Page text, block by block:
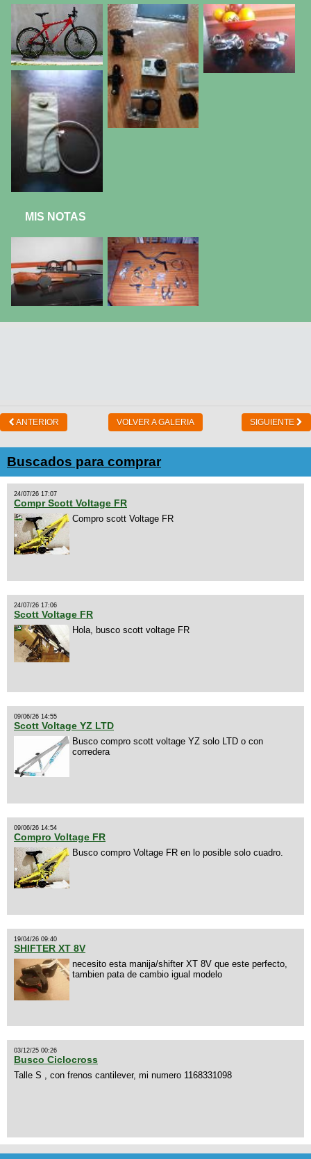
MIS NOTAS
ANTERIOR VOLVER A GALERIA SIGUIENTE
Buscados para comprar
24/07/26 17:07
Compr Scott Voltage FR
Compro scott Voltage FR
24/07/26 17:06
Scott Voltage FR
Hola, busco scott voltage FR
09/06/26 14:55
Scott Voltage YZ LTD
Busco compro scott voltage YZ solo LTD o con
corredera
09/06/26 14:54
Compro Voltage FR
Busco compro Voltage FR en lo posible solo cuadro.
19/04/26 09:40
SHIFTER XT 8V
necesito esta manija/shifter XT 8V que este perfecto,
tambien pata de cambio igual modelo
03/12/25 00:26
Busco Ciclocross
Talle S , con frenos cantilever, mi numero 1168331098